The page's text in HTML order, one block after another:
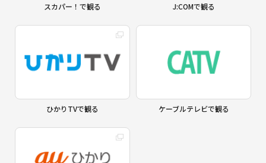
スカパー！で観る J:COMで観る
ひかりTVで観る ケーブルテレビで観る